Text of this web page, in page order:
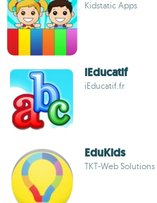
Kidstatic Apps
iEducatif
iEducatif.fr
EduKids
TKT-Web Solutions